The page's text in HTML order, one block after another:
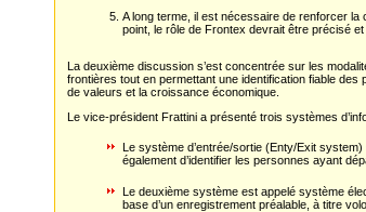
A long terme, il est nécessaire de renforcer la
point, le rôle de Frontex devrait être précisé
La deuxième discussion s’est concentrée sur les
frontières tout en permettant une identification fiable des
de valeurs et la croissance économique.
Le vice-président Frattini a présenté trois systèmes
Le système d’entrée/sortie (Enty/Exit
également d’identifier les personnes ayant
Le deuxième système est appelé système
base d’un enregistrement préalable, à titre